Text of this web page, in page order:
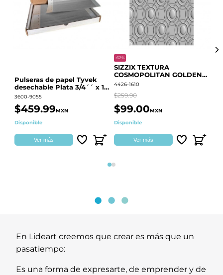
Pulseras de papel Tyvek
desechable Plata 3/4´´ x 10
´´
3600-9055
$459.99MXN
Disponible
Ver más
-62%
SIZZIX TEXTURA
COSMOPOLITAN GOLDEN
RINGS S.PARK 666700
4426-1610
$259.90
$99.00MXN
Disponible
Ver más
Página 1
Página 2
En Lideart creemos que crear es más que un
pasatiempo:
Es una forma de expresarte, de emprender y de